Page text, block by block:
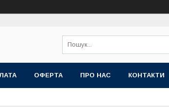
ОФЕРТА ПРО НАС КОНТАКТИ